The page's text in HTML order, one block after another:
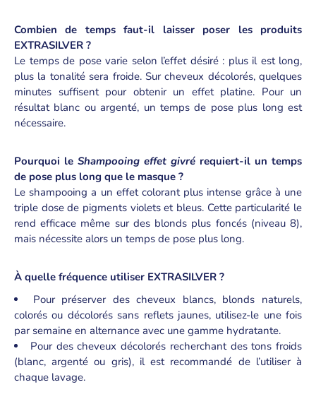
Combien de temps faut-il laisser poser les produits
EXTRASILVER ?
Le temps de pose varie selon l’effet désiré : plus il est long,
plus la tonalité sera froide. Sur cheveux décolorés, quelques
minutes suffisent pour obtenir un effet platine. Pour un
résultat blanc ou argenté, un temps de pose plus long est
nécessaire.
Pourquoi le Shampooing effet givré requiert-il un temps
de pose plus long que le masque ?
Le shampooing a un effet colorant plus intense grâce à une
triple dose de pigments violets et bleus. Cette particularité le
rend efficace même sur des blonds plus foncés (niveau 8),
mais nécessite alors un temps de pose plus long.
À quelle fréquence utiliser EXTRASILVER ?
Pour préserver des cheveux blancs, blonds naturels,
colorés ou décolorés sans reflets jaunes, utilisez-le une fois
par semaine en alternance avec une gamme hydratante.
Pour des cheveux décolorés recherchant des tons froids
(blanc, argenté ou gris), il est recommandé de l’utiliser à
chaque lavage.